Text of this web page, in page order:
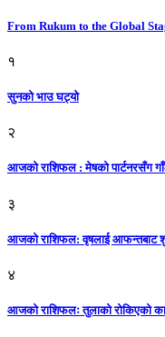
From Rukum to the Global
१
सुनको भाउ घट्याे
२
आजको राशिफल : मेषको पार्टनरसँग
३
आजकाे राशिफल: वृषलाई आफन्तबाट
४
आजको राशिफलः तुलाकाे रोकिएको